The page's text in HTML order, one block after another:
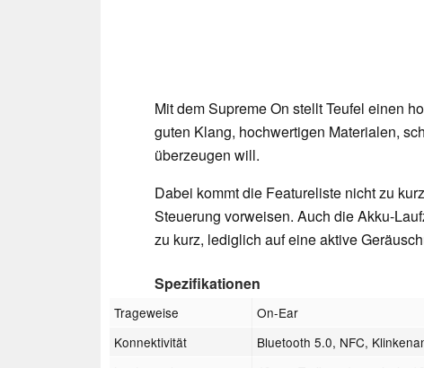
Mit dem Supreme On stellt Teufel einen
guten Klang, hochwertigen Materialen,
überzeugen will.
Dabei kommt die Featureliste nicht zu
Steuerung vorweisen. Auch die Akku-
zu kurz, lediglich auf eine aktive
Spezifikationen
Trageweise
On-Ear
Konnektivität
Bluetooth 5.0, NFC,